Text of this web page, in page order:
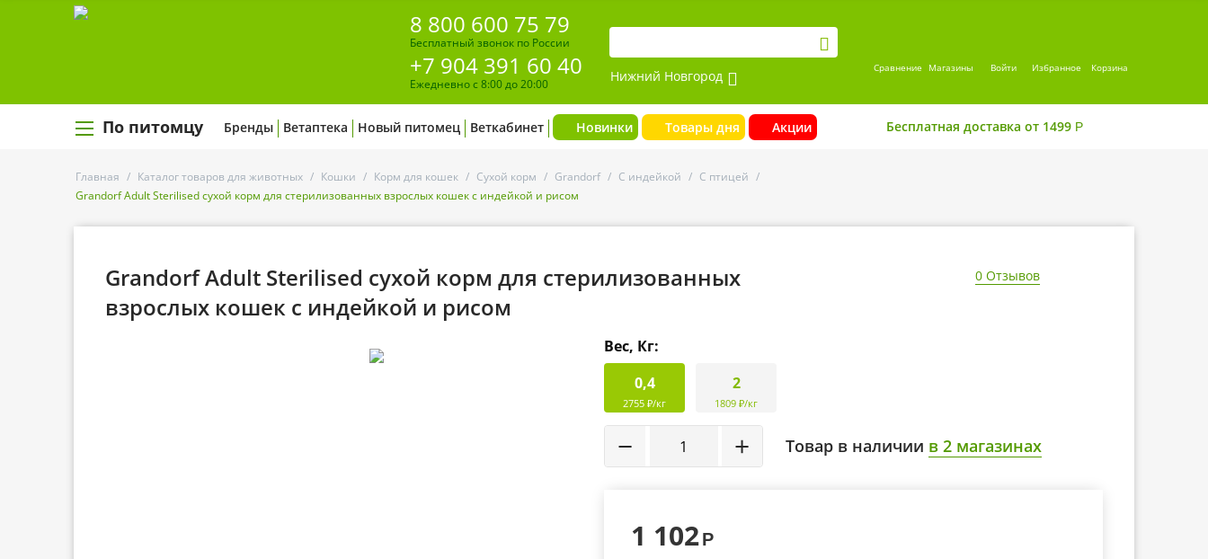
8 800 600 75 79
Бесплатный звонок по России
+7 904 391 60 40
Ежедневно с 8:00 до 20:00 Нижний Новгород Сравнение Магазины Войти Избранное Корзина
По питомцу Бренды Ветаптека Новый питомец Веткабинет Новинки Товары дня Акции Бесплатная доставка от 1499 Р
Главная / Каталог товаров для животных / Кошки / Корм для кошек / Сухой корм / Grandorf / С индейкой / С птицей /
Grandorf Adult Sterilised сухой корм для стерилизованных взрослых кошек с индейкой и рисом
Grandorf Adult Sterilised сухой корм для стерилизованных
взрослых кошек с индейкой и рисом
0 Отзывов
Вес, Кг:
0,4
2755 ₽/кг
2
1809 ₽/кг
+
− Товар в наличии в 2 магазинах
1 102Р